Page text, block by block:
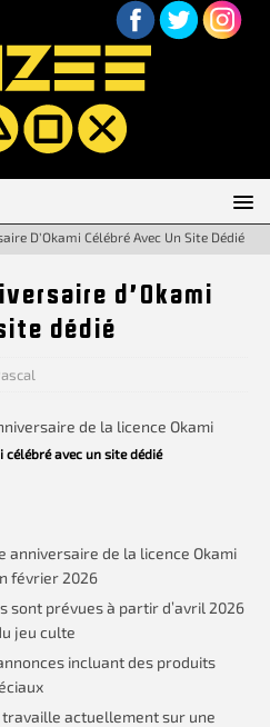
D’Okami Célébré Avec Un Site Dédié
d’Okami
dédié
avec un site dédié
anniversaire de la licence Okami
février 2026
sont prévues à partir d’avril 2026
jeu culte
incluant des produits
travaille actuellement sur une